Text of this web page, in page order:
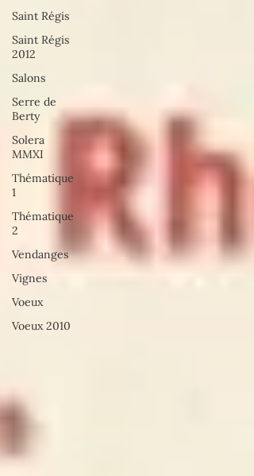
Saint Régis
Saint Régis
2012
Salons
Serre de
Berty
Solera
MMXI
Thématique
1
Thématique
2
Vendanges
Vignes
Voeux
Voeux 2010